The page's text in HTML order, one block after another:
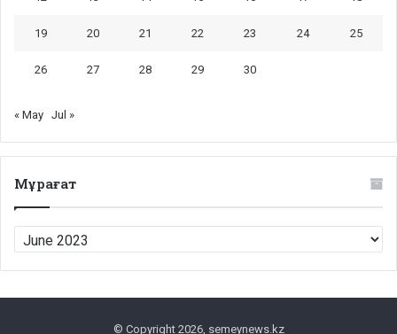
19 20 21 22 23 24 25
26 27 28 29 30
« May Jul »
Мұрағат
Мұрағат
© Copyright 2026, semeynews.kz